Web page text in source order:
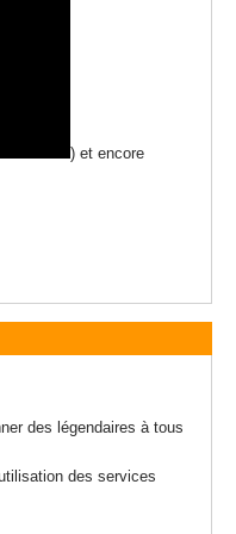
) et encore
des légendaires à tous
des services